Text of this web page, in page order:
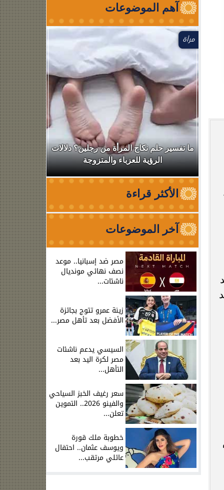
آهم الموضوعات
مرأة
ما تفسير حلم نكاح المرأة من رجلين؟ دلالات
الرؤية للعزباء والمتزوجة
نقابة
من
الأكثر قراءة
آخر الموضوعات
مصر ضد إسبانيا.. موعد
نصف نهائي مونديال
ناشئات...
زينة عمرو تتوج بجائزة
الأفضل بعد تأهل مصر...
السيسي يدعم ناشئات
مصر لكرة اليد بعد
التأهل...
سعر رغيف الخبز السياحي
والفينو 2026.. التموين
تعلن...
خطوبة ملك قورة
ويوسف عثمان.. احتفال
عائلي مرتقب...